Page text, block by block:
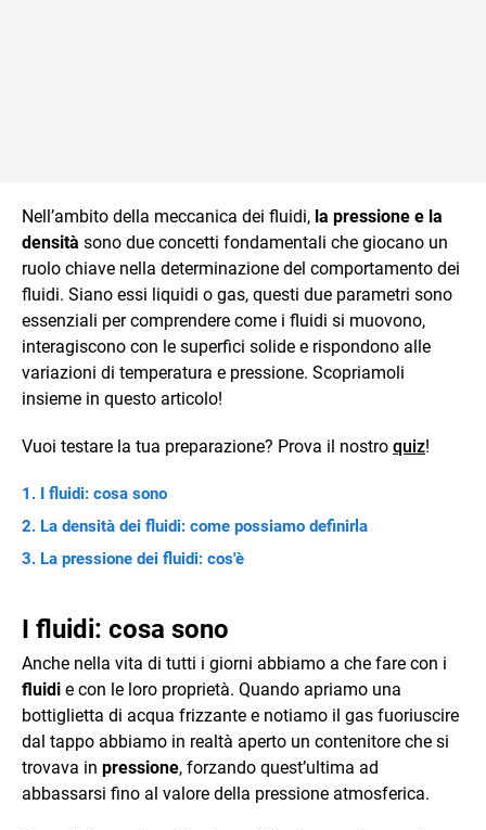
Nell’ambito della meccanica dei fluidi, la pressione e la
densità sono due concetti fondamentali che giocano un
ruolo chiave nella determinazione del comportamento dei
fluidi. Siano essi liquidi o gas, questi due parametri sono
essenziali per comprendere come i fluidi si muovono,
interagiscono con le superfici solide e rispondono alle
variazioni di temperatura e pressione. Scopriamoli
insieme in questo articolo!
Vuoi testare la tua preparazione? Prova il nostro quiz!
I fluidi: cosa sono
La densità dei fluidi: come possiamo definirla
La pressione dei fluidi: cos'è
I fluidi: cosa sono
Anche nella vita di tutti i giorni abbiamo a che fare con i
fluidi e con le loro proprietà. Quando apriamo una
bottiglietta di acqua frizzante e notiamo il gas fuoriuscire
dal tappo abbiamo in realtà aperto un contenitore che si
trovava in pressione, forzando quest’ultima ad
abbassarsi fino al valore della pressione atmosferica.